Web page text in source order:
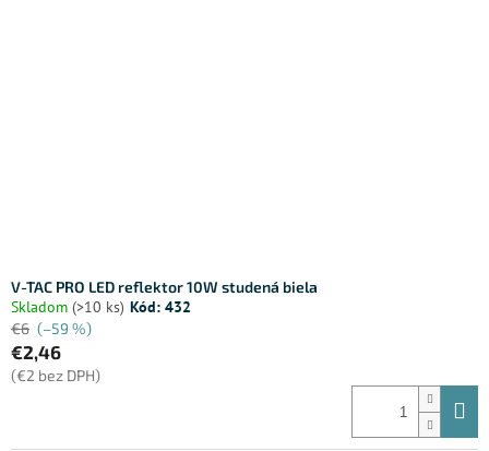
V-TAC PRO LED reflektor 10W studená biela
Skladom (>10 ks) Kód: 432
€6 (–59 %)
€2,46
(€2 bez DPH)